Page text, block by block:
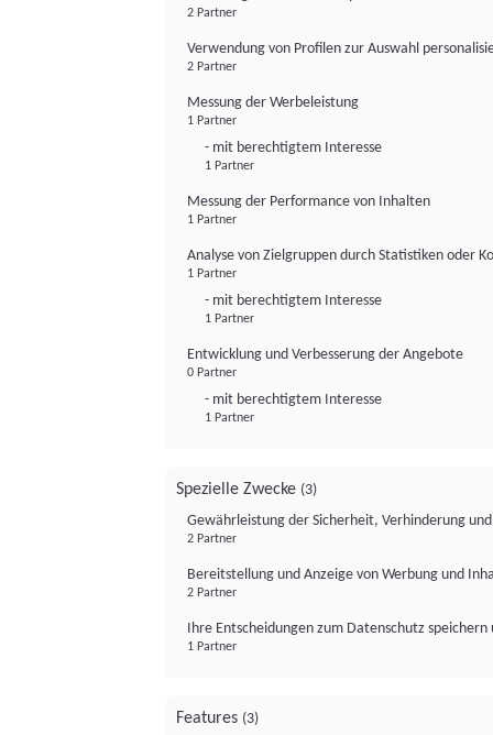
2 Partner
Verwendung von Profilen zur Auswahl
2 Partner
Messung der Werbeleistung
1 Partner
- mit berechtigtem Interesse
1 Partner
Messung der Performance von Inhalten
1 Partner
Analyse von Zielgruppen durch Statistiken oder
1 Partner
- mit berechtigtem Interesse
1 Partner
Entwicklung und Verbesserung der Angebote
0 Partner
- mit berechtigtem Interesse
1 Partner
Spezielle Zwecke (3)
Gewährleistung der Sicherheit, Verhinderung
2 Partner
Bereitstellung und Anzeige von Werbung und
2 Partner
Ihre Entscheidungen zum Datenschutz
1 Partner
Features (3)